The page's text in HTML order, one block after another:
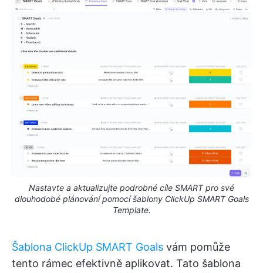
Nastavte a aktualizujte podrobné cíle SMART pro své
dlouhodobé plánování pomocí šablony ClickUp SMART Goals
Template.
Šablona ClickUp SMART Goals vám pomůže
tento rámec efektivně aplikovat. Tato šablona